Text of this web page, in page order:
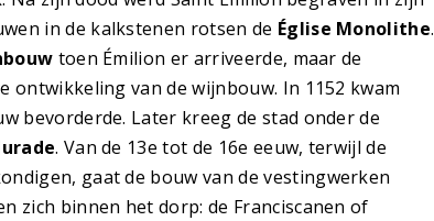
in de kalkstenen rotsen de Église Monolithe.
toen Émilion er arriveerde, maar de
van de wijnbouw. In 1152 kwam
bevorderde. Later kreeg de stad onder de
. Van de 13e tot de 16e eeuw, terwijl de
gaat de bouw van de vestingwerken
zich binnen het dorp: de Franciscanen of